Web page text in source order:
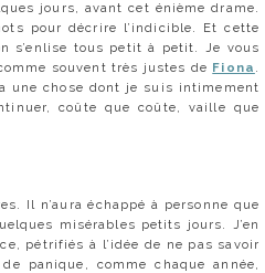
jours, avant cet énième drame.
pour décrire l’indicible. Et cette
s’enlise tous petit à petit. Je vous
souvent très justes de Fiona .
une chose dont je suis intimement
coûte que coûte, vaille que
Il n’aura échappé à personne que
misérables petits jours. J’en
pétrifiés à l’idée de ne pas savoir
panique, comme chaque année,